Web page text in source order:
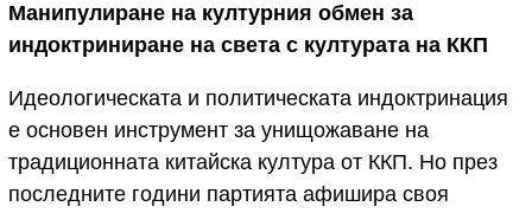
Манипулиране на културния обмен за
индоктриниране на света с културата на ККП
Идеологическата и политическата индоктринация
е основен инструмент за унищожаване на
традиционната китайска култура от ККП. Но през
последните години партията афишира своя